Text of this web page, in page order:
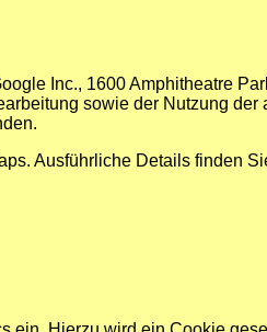
Inc., 1600 Amphitheatre
sowie der Nutzung
Ausführliche Details finden